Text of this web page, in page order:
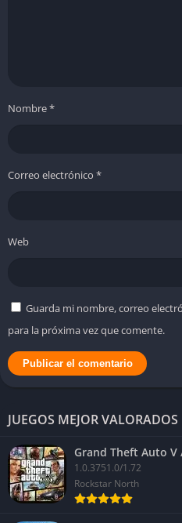
Nombre*
Correo electrónico *
Web
Guarda mi nombre, correo
para la próxima vez que comente.
JUEGOS MEJOR VALORADOS
Grand Theft Auto V
1.0.3751.0/1.72
Rockstar North